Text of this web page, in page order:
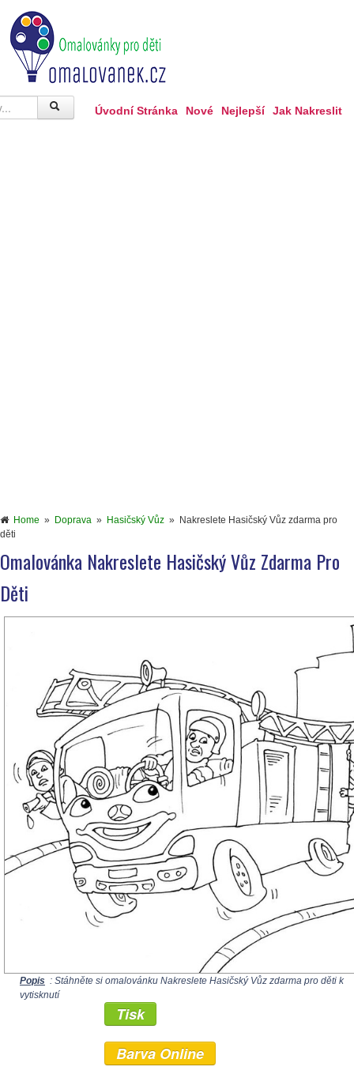
Úvodní Stránka Nové Nejlepší Jak Nakreslit
Home » Doprava » Hasičský Vůz » Nakreslete Hasičský Vůz zdarma pro
děti
Omalovánka Nakreslete Hasičský Vůz Zdarma Pro
Děti
Popis : Stáhněte si omalovánku Nakreslete Hasičský Vůz zdarma pro děti k
vytisknutí
Tisk
Barva Online